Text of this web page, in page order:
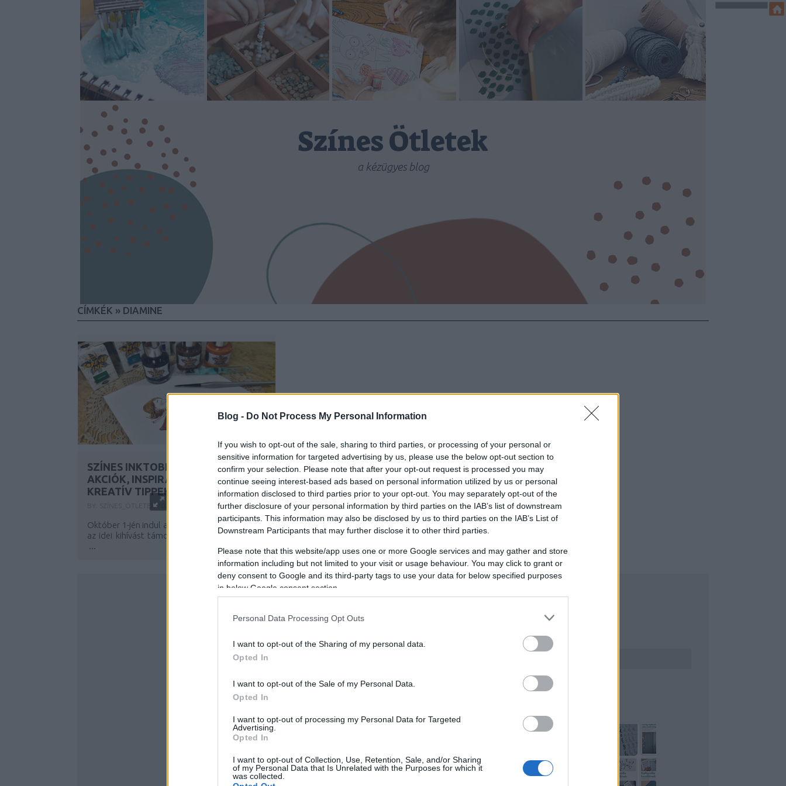
Blog - Do Not Process My Personal Information
If you wish to opt-out of the sale, sharing to third parties, or processing of your personal or
sensitive information for targeted advertising by us, please use the below opt-out section to
confirm your selection. Please note that after your opt-out request is processed you may
continue seeing interest-based ads based on personal information utilized by us or personal
information disclosed to third parties prior to your opt-out. You may separately opt-out of the
further disclosure of your personal information by third parties on the IAB’s list of downstream
participants. This information may also be disclosed by us to third parties on the IAB’s List of
Downstream Participants that may further disclose it to other third parties.
Please note that this website/app uses one or more Google services and may gather and store
information including but not limited to your visit or usage behaviour. You may click to grant or
deny consent to Google and its third-party tags to use your data for below specified purposes
in below Google consent section.
Personal Data Processing Opt Outs
I want to opt-out of the Sharing of my personal data.
Opted In
I want to opt-out of the Sale of my Personal Data.
Opted In
I want to opt-out of processing my Personal Data for Targeted
Advertising.
Opted In
I want to opt-out of Collection, Use, Retention, Sale, and/or Sharing
of my Personal Data that Is Unrelated with the Purposes for which it
was collected.
Színes Ötletek
a kézügyes blog
CÍMKÉK » DIAMINE
SZÍNES INKTOBER 2025 - HETI
AKCIÓK, INSPIRÁLÓ ESZKÖZÖK,
KREATÍV TIPPEK
SZÍNES_ÖTLETEK2025. SZE 29.
Október 1-jén indul a Színes Inktober 2025
az idei kihívást támogató
Művészek boltja
...
KERESÉS